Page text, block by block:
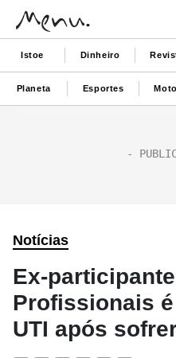
Istoe Dinheiro
Planeta Esportes
Notícias
Ex-
Profissionais
UTI após